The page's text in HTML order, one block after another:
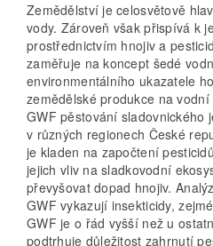
Zemědělství je celosvětově
vody. Zároveň však přispívá k
prostřednictvím hnojiv a
zaměřuje na koncept šedé
environmentálního ukazatele
zemědělské produkce na
GWF pěstování sladovnického
v různých regionech České
je kladen na započtení
jejich vliv na sladkovodní
převyšovat dopad hnojiv.
GWF vykazují insekticidy,
GWF je o řád vyšší než u
podtrhuje důležitost zahrnutí